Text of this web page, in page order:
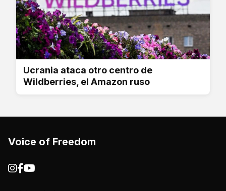
Ucrania ataca otro centro de
Wildberries, el Amazon ruso
Voice of Freedom